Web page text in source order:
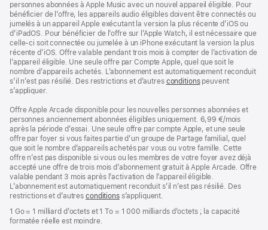
personnes abonnées à Apple Music avec un nouvel appareil éligible. Pour
bénéficier de l’offre, les appareils audio éligibles doivent être connectés ou
jumelés à un appareil Apple exécutant la version la plus récente d’iOS ou
d’iPadOS. Pour bénéficier de l’offre sur l’Apple Watch, il est nécessaire que
celle-ci soit connectée ou jumelée à un iPhone exécutant la version la plus
récente d’iOS. Offre valable pendant trois mois à compter de l’activation de
l’appareil éligible. Une seule offre par Compte Apple, quel que soit le
nombre d’appareils achetés. L’abonnement est automatiquement reconduit
s’il n’est pas résilié. Des restrictions et d’autres conditionspeuvent
s’appliquer.
Offre Apple Arcade disponible pour les nouvelles personnes abonnées et
personnes anciennement abonnées éligibles uniquement. 6,99 €/mois
après la période d’essai. Une seule offre par compte Apple, et une seule
offre par foyer si vous faites partie d’un groupe de Partage familial, quel
que soit le nombre d’appareils achetés par vous ou votre famille. Cette
offre n’est pas disponible si vous ou les membres de votre foyer avez déjà
accepté une offre de trois mois d’abonnement gratuit à Apple Arcade. Offre
valable pendant 3 mois après l’activation de l’appareil éligible.
L’abonnement est automatiquement reconduit s’il n’est pas résilié. Des
restrictions et d’autres conditionss’appliquent.
1 Go = 1 milliard d’octets et 1 To = 1 000 milliards d’octets ; la capacité
formatée réelle est moindre.